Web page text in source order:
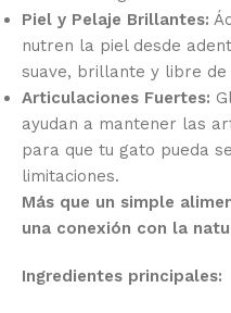
Piel y Pelaje Brillantes:
nutren la piel desde
suave, brillante y libre de
Articulaciones Fuertes:
ayudan a mantener las
para que tu gato pueda
limitaciones.
Más que un simple
una conexión con la
Ingredientes principales: